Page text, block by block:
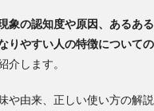
象の認知度や原因、あるあ
りやすい人の特徴について
介します。
や由来、正しい使い方の解